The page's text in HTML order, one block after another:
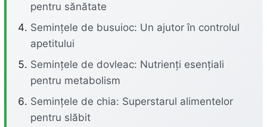
pentru sănătate
Semințele de busuioc: Un ajutor în controlul
apetitului
Semințele de dovleac: Nutrienți esențiali
pentru metabolism
Semințele de chia: Superstarul alimentelor
pentru slăbit